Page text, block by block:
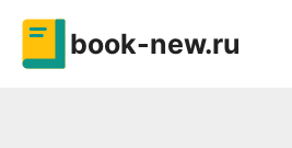
Перейти
содержимому
book-new.ru